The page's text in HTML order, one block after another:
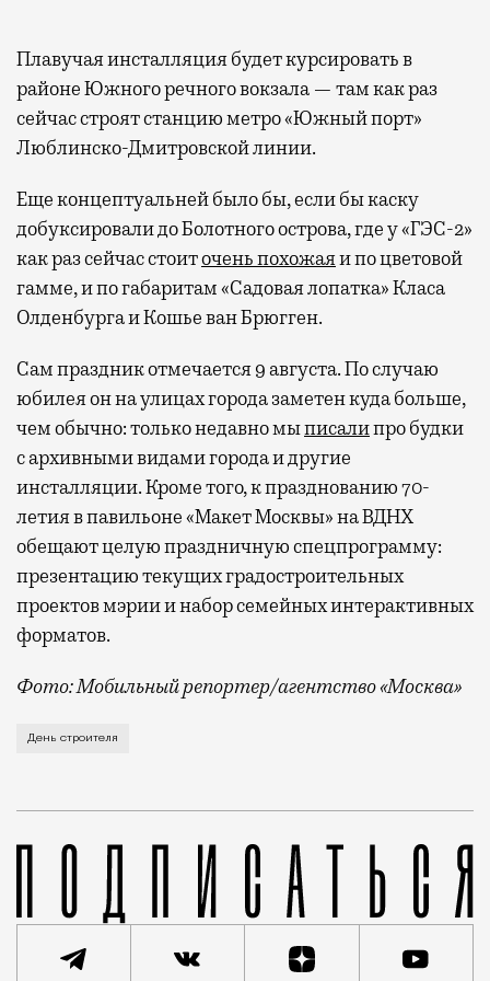
Плавучая инсталляция будет курсировать в
районе Южного речного вокзала — там как раз
сейчас строят станцию метро «Южный порт»
Люблинско-Дмитровской линии.
Еще концептуальней было бы, если бы каску
добуксировали до Болотного острова, где у «ГЭС-2»
как раз сейчас стоиточень похожаяи по цветовой
гамме, и по габаритам «Садовая лопатка» Класа
Олденбурга и Кошье ван Брюгген.
Сам праздник отмечается 9 августа. По случаю
юбилея он на улицах города заметен куда больше,
чем обычно: только недавно мыписалипро будки
с архивными видами города и другие
инсталляции. Кроме того, к празднованию 70-
летия в павильоне «Макет Москвы» на ВДНХ
обещают целую праздничную спецпрограмму:
презентацию текущих градостроительных
проектов мэрии и набор семейных интерактивных
форматов.
Фото: Мобильный репортер/агентство «Москва»
Это каска в фирменных цветах департамента
День строителя